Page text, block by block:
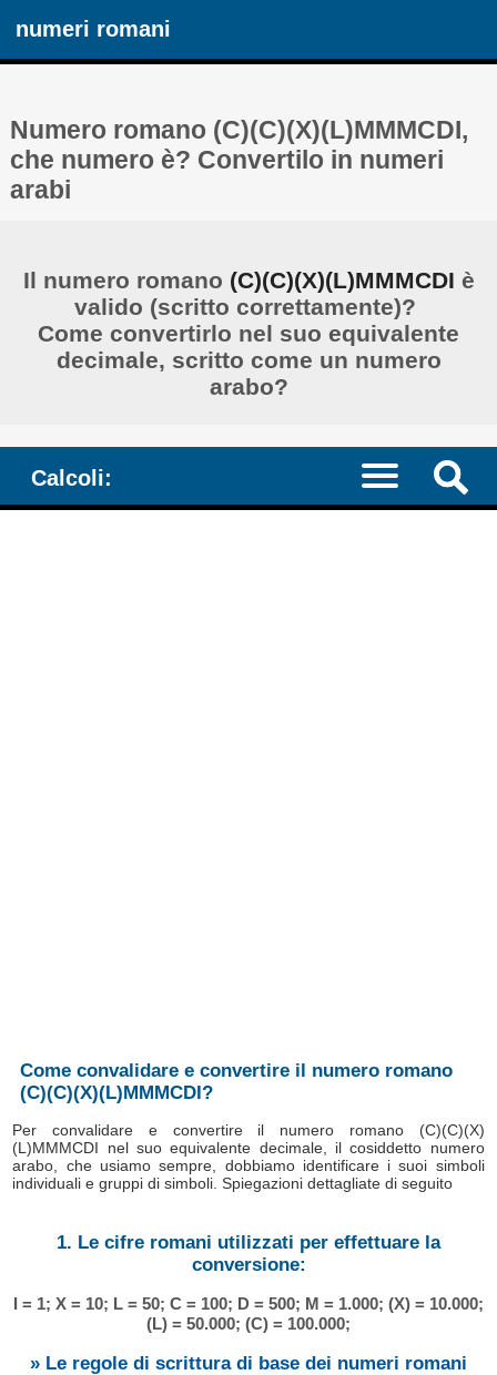
numeri romani
Numero romano (C)(C)(X)(L)MMMCDI,
che numero è? Convertilo in numeri
arabi
Il numero romano (C)(C)(X)(L)MMMCDI è
valido (scritto correttamente)? ​​
Come convertirlo nel suo equivalente
decimale, scritto come un numero
arabo?
Calcoli:
Come convalidare e convertire il numero romano
(C)(C)(X)(L)MMMCDI?
Per convalidare e convertire il numero romano (C)(C)(X)
(L)MMMCDI nel suo equivalente decimale, il cosiddetto numero
arabo, che usiamo sempre, dobbiamo identificare i suoi simboli
individuali e gruppi di simboli. Spiegazioni dettagliate di seguito
1. Le cifre romani utilizzati per effettuare la
conversione:
I = 1; X = 10; L = 50; C = 100; D = 500; M = 1.000; (X) = 10.000;
(L) = 50.000; (C) = 100.000;
» Le regole di scrittura di base dei numeri romani